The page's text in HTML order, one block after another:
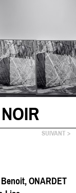
SUIVANT >
ONARDET